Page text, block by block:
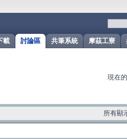
摩茲工寮
共筆系統
討論區
載
現在
所有顯